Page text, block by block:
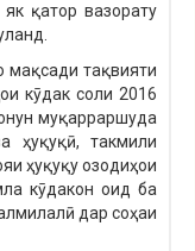
қатор вазорату
мақсади тақвияти
кӯдак соли 2016
муқарраршуда
ҳуқуқӣ, такмили
ҳуқуқу озодиҳои
кӯдакон оид ба
дар соҳаи